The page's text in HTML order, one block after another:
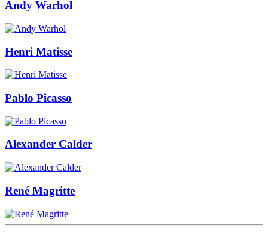
Andy Warhol
Henri Matisse
Pablo Picasso
Alexander Calder
René Magritte